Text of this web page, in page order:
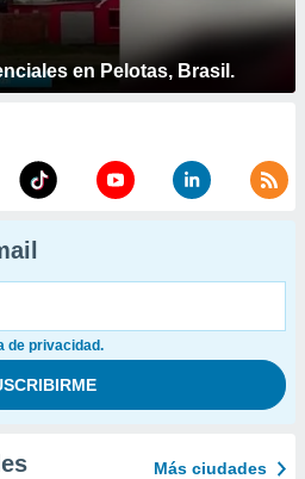
en Pelotas, Brasil.
de privacidad.
Más ciudades